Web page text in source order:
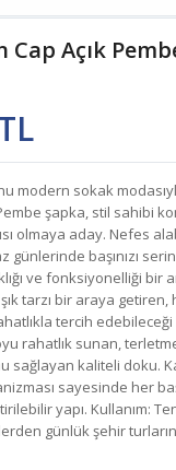
Açık
modern sokak
şapka, stil sahibi
olmaya aday. Nefes
günlerinde başınızı
ve fonksiyonelliği bir
tarzı bir araya getiren,
tercih
rahatlık sunan,
sağlayan kaliteli doku.
sayesinde her
yapı. Kullanım:
günlük şehir